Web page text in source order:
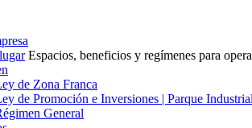
Espacios, beneficios y regímenes para
de Zona Franca
de Promoción e Inversiones | Parque Industrial
General